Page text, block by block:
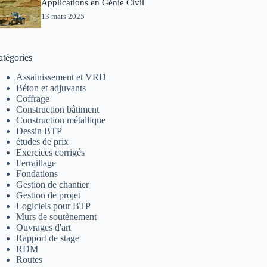
Applications en Génie Civil
13 mars 2025
Assainissement et VRD
Béton et adjuvants
Coffrage
Construction bâtiment
Construction métallique
Dessin BTP
études de prix
Exercices corrigés
Ferraillage
Fondations
Gestion de chantier
Gestion de projet
Logiciels pour BTP
Murs de soutènement
Ouvrages d'art
Rapport de stage
RDM
Routes